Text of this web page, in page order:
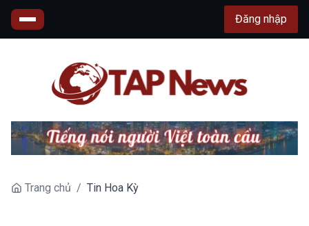
Đăng nhập
Trang chủ / Tin Hoa Kỳ